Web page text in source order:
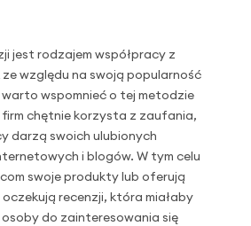
jest rodzajem współpracy z
ze względu na swoją popularność
wspomnieć o tej metodzie
firm chętnie korzysta z zaufania,
darzą swoich ulubionych
i blogów. W tym celu
swoje produkty lub oferują
oczekują recenzji, która miałaby
do zainteresowania się